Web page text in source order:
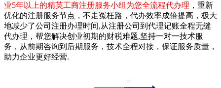
业5年以上的精英工商注册服务小组为您全流程代办理 ，重新
优化的注册服务节点，不走冤枉路，代办效率成倍提高，极大
地减少了公司注册办理时间,从注册公司到代理记账全程无缝
代办理，帮您解决创业初期的财税难题,坚持一对一技术服
务，从前期咨询到后期服务，技术全程对接，保证服务质量，
助力企业更好经营.